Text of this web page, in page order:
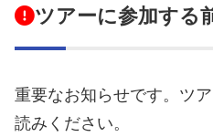
ツアーに参加する
重要なお知らせです。ツ
読みください。